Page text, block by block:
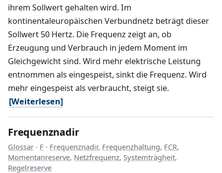
ihrem Sollwert gehalten wird. Im
kontinentaleuropäischen Verbundnetz beträgt dieser
Sollwert 50 Hertz. Die Frequenz zeigt an, ob
Erzeugung und Verbrauch in jedem Moment im
Gleichgewicht sind. Wird mehr elektrische Leistung
entnommen als eingespeist, sinkt die Frequenz. Wird
mehr eingespeist als verbraucht, steigt sie.
[Weiterlesen]
Frequenznadir
Glossar · F · Frequenznadir, Frequenzhaltung, FCR,
Momentanreserve, Netzfrequenz, Systemträgheit,
Regelreserve